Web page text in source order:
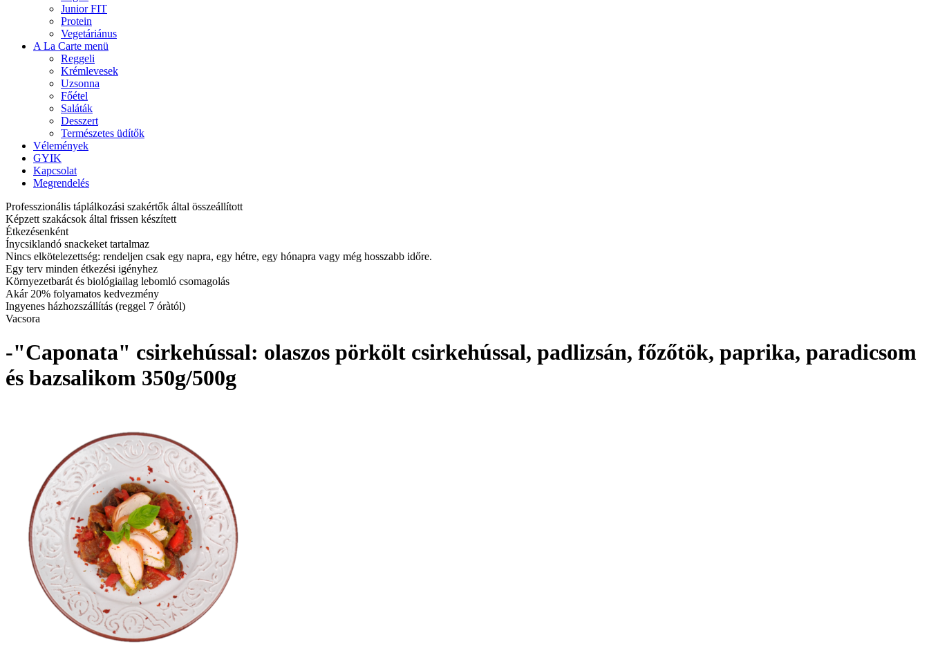
Junior FIT
Protein
Vegetáriánus
A La Carte menü
Reggeli
Krémlevesek
Uzsonna
Főétel
Saláták
Desszert
Természetes üdítők
Vélemények
GYIK
Kapcsolat
Megrendelés
Professzionális táplálkozási szakértők által összeállított
Képzett szakácsok által frissen készített
Étkezésenként
Ínycsiklandó snackeket tartalmaz
Nincs elkötelezettség: rendeljen csak egy napra, egy hétre, egy hónapra vagy még hosszabb időre.
Egy terv minden étkezési igényhez
Környezetbarát és biológiailag lebomló csomagolás
Akár 20% folyamatos kedvezmény
Ingyenes házhozszállítás (reggel 7 óràtól)
Vacsora
-"Caponata" csirkehússal: olaszos pörkölt csirkehússal, padlizsán, főzőtök, paprika, paradicsom
és bazsalikom 350g/500g